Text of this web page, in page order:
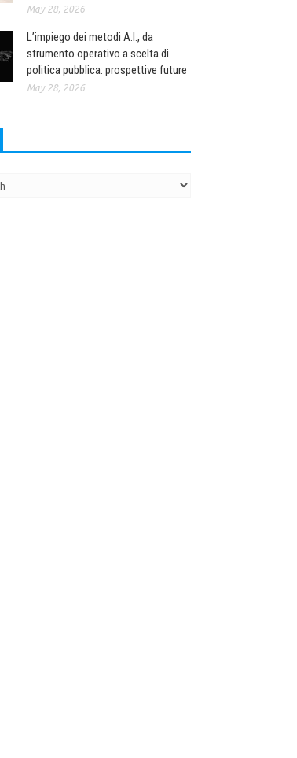
May 28, 2026
L’impiego dei metodi A.I., da
strumento operativo a scelta di
politica pubblica: prospettive future
May 28, 2026